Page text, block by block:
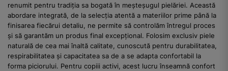
renumit pentru tradiția sa bogată în meșteșugul pielăriei. Această
abordare integrată, de la selecția atentă a materiilor prime până la
finisarea fiecărui detaliu, ne permite să controlăm întregul proces
și să garantăm un produs final excepțional. Folosim exclusiv piele
naturală de cea mai înaltă calitate, cunoscută pentru durabilitatea,
respirabilitatea și capacitatea sa de a se adapta confortabil la
forma piciorului. Pentru copiii activi, acest lucru înseamnă confort